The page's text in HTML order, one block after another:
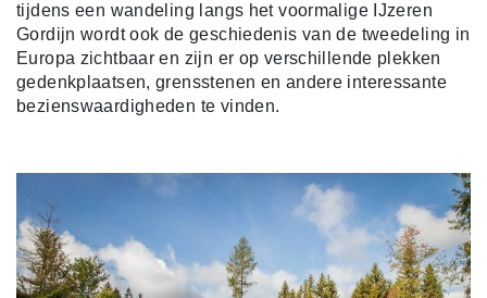
tijdens een wandeling langs het voormalige IJzeren
Gordijn wordt ook de geschiedenis van de tweedeling in
Europa zichtbaar en zijn er op verschillende plekken
gedenkplaatsen, grensstenen en andere interessante
bezienswaardigheden te vinden.